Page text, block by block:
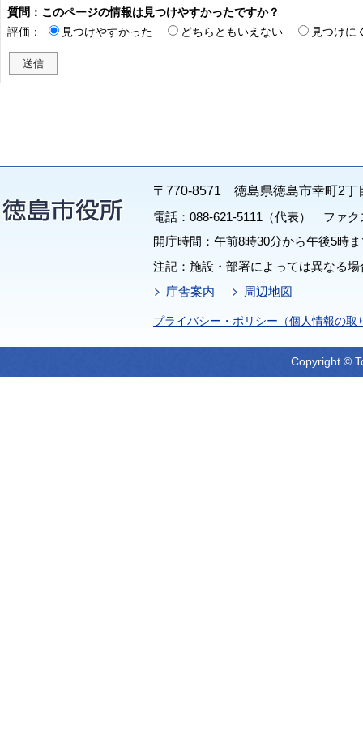
質問：このページの情報は見つけやすかったですか？
評価：
見つけやすかった どちらともいえない 見つけに
〒770-8571 徳島県徳島市幸町2丁
電話：088-621-5111（代表） ファク
開庁時間：午前8時30分から午後5時
注記：施設・部署によっては異なる
庁舎案内
周辺地図
プライバシー・ポリシー（個人情報の取
Copyright ©